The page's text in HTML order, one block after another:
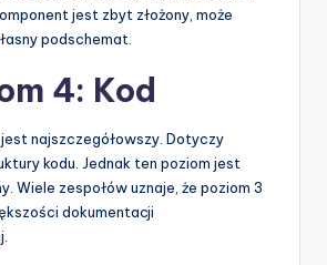
jest zbyt złożony, może
podschemat.
4: Kod
najszczegółowszy. Dotyczy
kodu. Jednak ten poziom jest
Wiele zespołów uznaje, że poziom 3
dokumentacji